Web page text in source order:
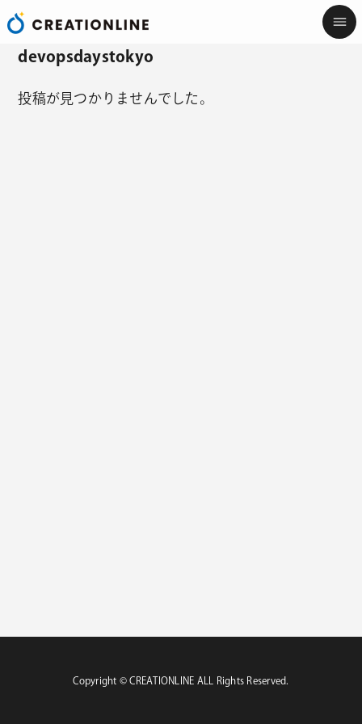
devopsdaystokyo
投稿が見つかりませんでした。
Copyright ©︎ CREATIONLINE ALL Rights Reserved.